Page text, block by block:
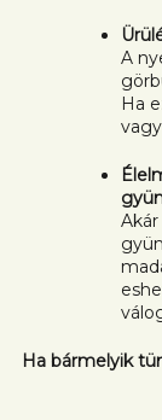
A
Ha
Ha bármelyik